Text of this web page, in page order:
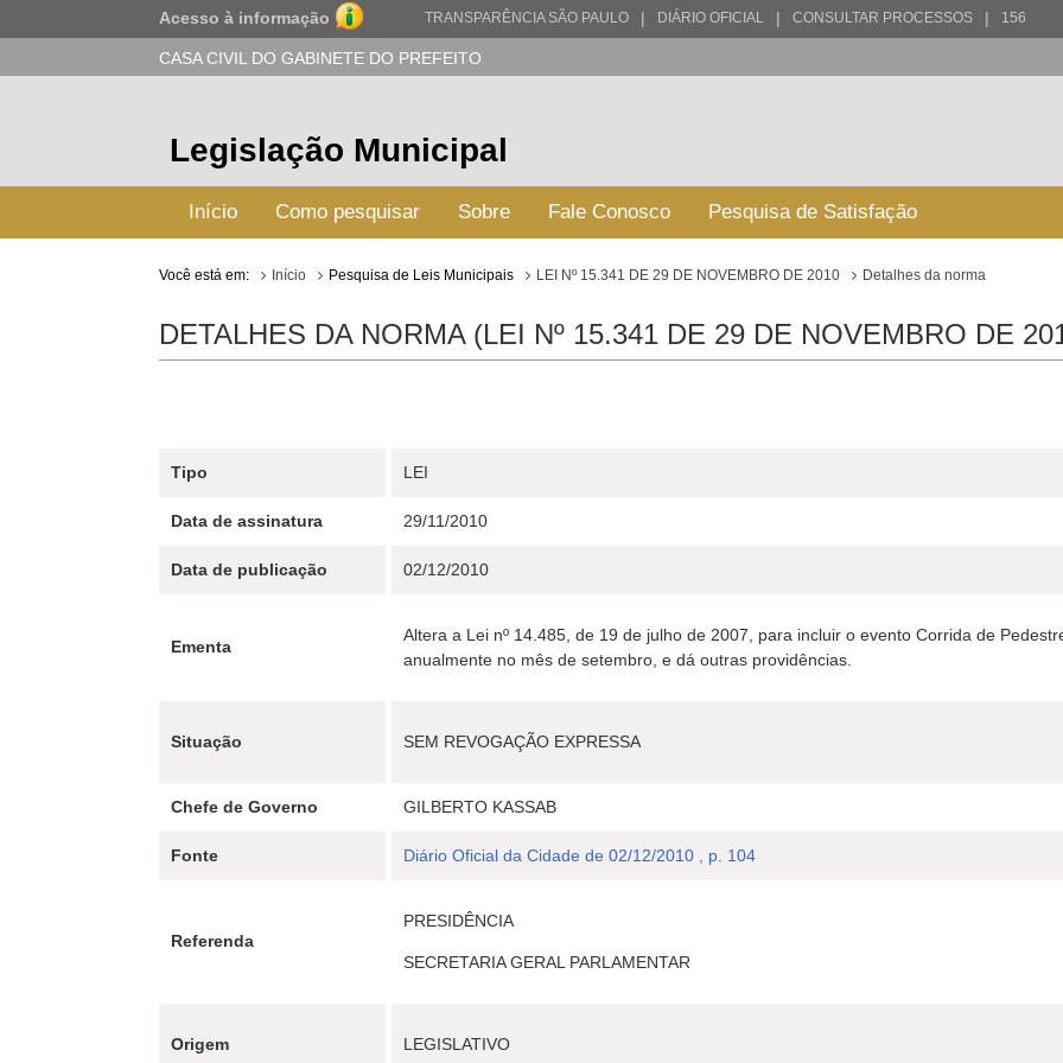
Acesso à informação TRANSPARÊNCIA SÃO PAULO | DIÁRIO OFICIAL | CONSULTAR PROCESSOS | 156
CASA CIVIL DO GABINETE DO PREFEITO
Legislação Municipal
Início Como pesquisar Sobre Fale Conosco Pesquisa de Satisfação
Você está em: Início Pesquisa de Leis Municipais LEI Nº 15.341 DE 29 DE NOVEMBRO DE 2010 Detalhes da norma
DETALHES DA NORMA (LEI Nº 15.341 DE 29 DE NOVEMBRO DE
Tipo LEI
Data de assinatura 29/11/2010
Data de publicação 02/12/2010
Ementa
Altera a Lei nº 14.485, de 19 de julho de 2007, para incluir o evento Corrida de
anualmente no mês de setembro, e dá outras providências.
Situação SEM REVOGAÇÃO EXPRESSA
Chefe de Governo GILBERTO KASSAB
Fonte Diário Oficial da Cidade de 02/12/2010 , p. 104
Referenda
PRESIDÊNCIA
SECRETARIA GERAL PARLAMENTAR
Origem LEGISLATIVO